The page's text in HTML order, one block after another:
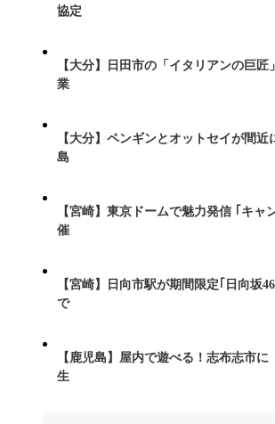
協定
【大分】日田市の「イタリアンの巨匠
業
【大分】ペンギンとオットセイが間近
島
【宮崎】東京ドームで魅力発信 ｢キャ
催
【宮崎】日向市駅が期間限定｢日向坂
で
【鹿児島】屋内で遊べる！志布志市
生